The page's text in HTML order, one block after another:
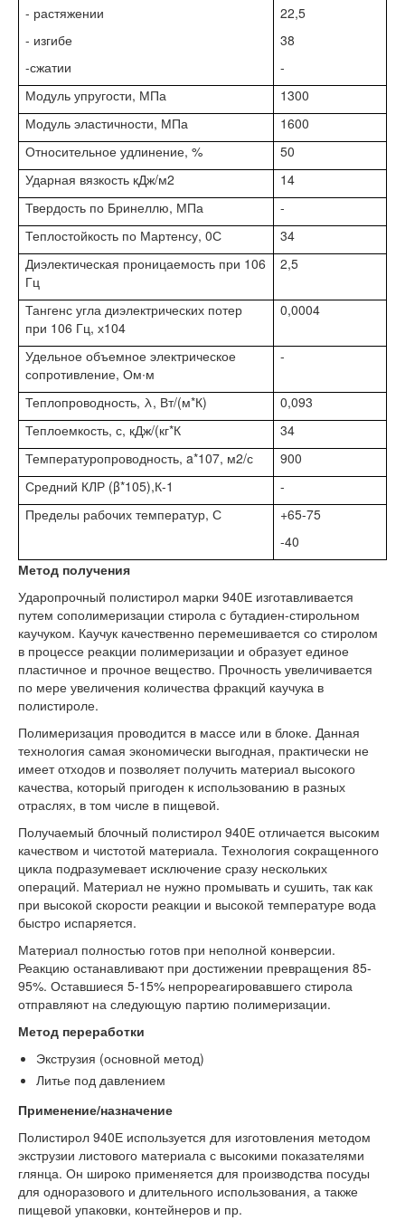
- растяжении
- изгибе
-сжатии
22,5
38
-
Модуль упругости, МПа
1300
Модуль эластичности, МПа
1600
Относительное удлинение, %
50
Ударная вязкость кДж/м2
14
Твердость по Бринеллю, МПа
-
Теплостойкость по Мартенсу, 0С
34
Диэлектическая проницаемость при 106
Гц
2,5
Тангенс угла диэлектрических потер
при 106 Гц, х104
0,0004
Удельное объемное электрическое
сопротивление, Ом∙м
-
Теплопроводность, λ, Вт/(м*К)
0,093
Теплоемкость, с, кДж/(кг*К
34
Температуропроводность, a*107, м2/с
900
Средний КЛР (β*105),К-1
-
Пределы рабочих температур, С
+65-75
-40
Метод получения
Ударопрочный полистирол марки 940Е изготавливается
путем сополимеризации стирола с бутадиен-стирольном
каучуком. Каучук качественно перемешивается со стиролом
в процессе реакции полимеризации и образует единое
пластичное и прочное вещество. Прочность увеличивается
по мере увеличения количества фракций каучука в
полистироле.
Полимеризация проводится в массе или в блоке. Данная
технология самая экономически выгодная, практически не
имеет отходов и позволяет получить материал высокого
качества, который пригоден к использованию в разных
отраслях, в том числе в пищевой.
Получаемый блочный полистирол 940Е отличается высоким
качеством и чистотой материала. Технология сокращенного
цикла подразумевает исключение сразу нескольких
операций. Материал не нужно промывать и сушить, так как
при высокой скорости реакции и высокой температуре вода
быстро испаряется.
Материал полностью готов при неполной конверсии.
Реакцию останавливают при достижении превращения 85-
95%. Оставшиеся 5-15% непрореагировавшего стирола
отправляют на следующую партию полимеризации.
Метод переработки
Экструзия (основной метод)
Литье под давлением
Применение/назначение
Полистирол 940Е используется для изготовления методом
экструзии листового материала с высокими показателями
глянца. Он широко применяется для производства посуды
для одноразового и длительного использования, а также
пищевой упаковки, контейнеров и пр.